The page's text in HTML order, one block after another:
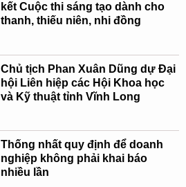
kết Cuộc thi sáng tạo dành cho
thanh, thiếu niên, nhi đồng
Chủ tịch Phan Xuân Dũng dự Đại
hội Liên hiệp các Hội Khoa học
và Kỹ thuật tỉnh Vĩnh Long
Thống nhất quy định để doanh
nghiệp không phải khai báo
nhiều lần